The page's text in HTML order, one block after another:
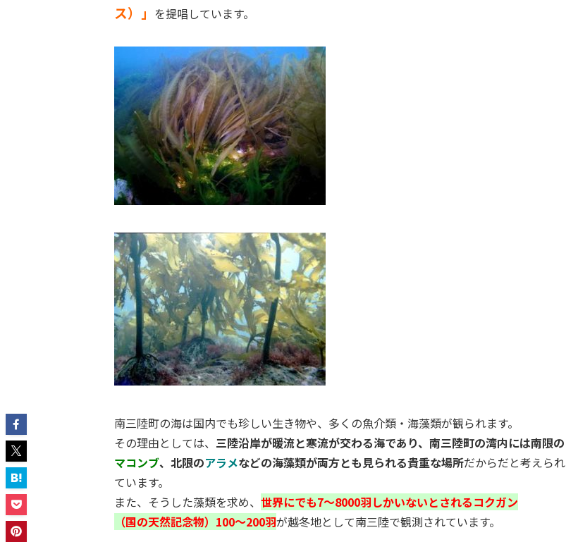
ス）」 を提唱しています。
南三陸町の海は国内でも珍しい生き物や、多くの魚介類・海藻類が観られます。
その理由としては、 三陸沿岸が暖流と寒流が交わる海であり、南三陸町の湾内には南限の
マコンブ、北限のアラメなどの海藻類が両方とも見られる貴重な場所だからだと考えられ
ています。
また、そうした藻類を求め、 世界にでも7～8000羽しかいないとされるコクガン
（国の天然記念物）100～200羽が越冬地として南三陸で観測されています。